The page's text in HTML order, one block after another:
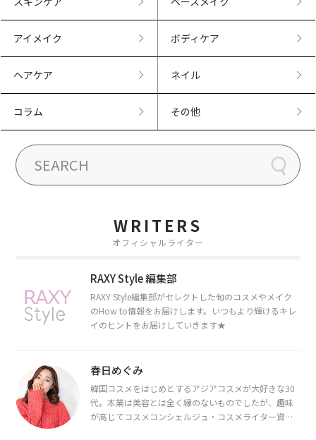
アイメイク ボディケア
ヘアケア ネイル
コラム その他
WRITERS
オフィシャルライター
RAXY Style 編集部
RAXY Style編集部がセレクトした旬のコスメやメイク
のHow to情報をお届けします。いつもより輝けるキレ
イのヒントをお届けしていきます★
春日めぐみ
韓国コスメをはじめとするアジアコスメが大好きな30
代。本業は美容とは全く縁のないものでしたが、趣味
が高じてコスメコンシェルジュ・コスメライター資格